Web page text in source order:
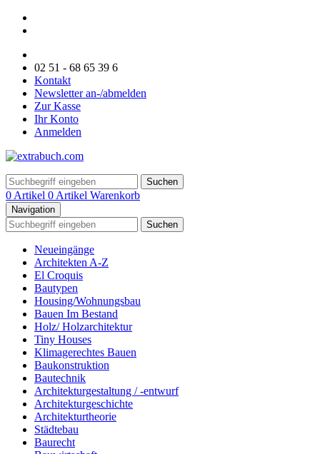
02 51 - 68 65 39 6
Kontakt
Newsletter an-/abmelden
Zur Kasse
Ihr Konto
Anmelden
Suchen
0 Artikel 0 Artikel Warenkorb
Navigation
Suchen
Neueingänge
Architekten A-Z
El Croquis
Bautypen
Housing/Wohnungsbau
Bauen Im Bestand
Holz/ Holzarchitektur
Tiny Houses
Klimagerechtes Bauen
Baukonstruktion
Bautechnik
Architekturgestaltung / -entwurf
Architekturgeschichte
Architekturtheorie
Städtebau
Baurecht